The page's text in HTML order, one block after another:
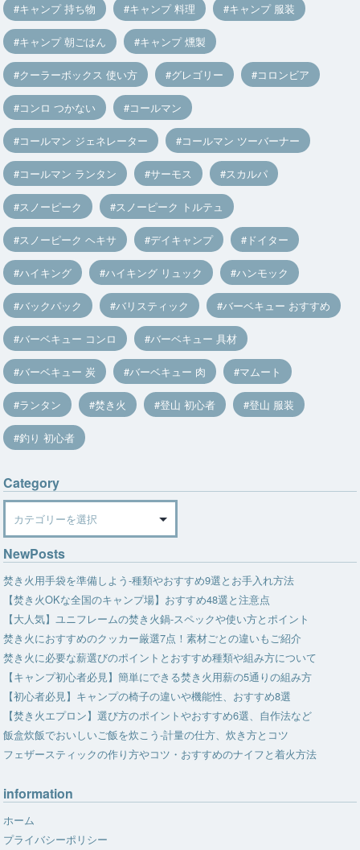
キャンプ 持ち物 キャンプ 料理 キャンプ 服装
キャンプ 朝ごはん キャンプ 燻製
クーラーボックス 使い方 グレゴリー コロンビア
コンロ つかない コールマン
コールマン ジェネレーター コールマン ツーバーナー
コールマン ランタン サーモス スカルパ
スノーピーク スノーピーク トルテュ
スノーピーク ヘキサ デイキャンプ ドイター
ハイキング ハイキング リュック ハンモック
バックパック バリスティック バーベキュー おすすめ
バーベキュー コンロ バーベキュー 具材
バーベキュー 炭 バーベキュー 肉 マムート
ランタン 焚き火 登山 初心者 登山 服装
釣り 初心者
Category
NewPosts
焚き火用手袋を準備しよう-種類やおすすめ9選とお手入れ方法
【焚き火OKな全国のキャンプ場】おすすめ48選と注意点
【大人気】ユニフレームの焚き火鍋-スペックや使い方とポイント
焚き火におすすめのクッカー厳選7点！素材ごとの違いもご紹介
焚き火に必要な薪選びのポイントとおすすめ種類や組み方について
【キャンプ初心者必見】簡単にできる焚き火用薪の5通りの組み方
【初心者必見】キャンプの椅子の違いや機能性、おすすめ8選
【焚き火エプロン】選び方のポイントやおすすめ6選、自作法など
飯盒炊飯でおいしいご飯を炊こう-計量の仕方、炊き方とコツ
フェザースティックの作り方やコツ・おすすめのナイフと着火方法
information
ホーム
プライバシーポリシー